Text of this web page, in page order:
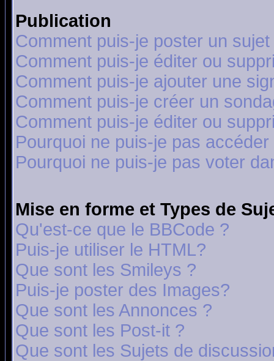
Publication
Comment puis-je poster un
Comment puis-je éditer ou
Comment puis-je ajouter une
Comment puis-je créer un
Comment puis-je éditer ou
Pourquoi ne puis-je pas
Pourquoi ne puis-je pas voter
Mise en forme et Types de
Qu'est-ce que le BBCode ?
Puis-je utiliser le HTML?
Que sont les Smileys ?
Puis-je poster des Images?
Que sont les Annonces ?
Que sont les Post-it ?
Que sont les Sujets de